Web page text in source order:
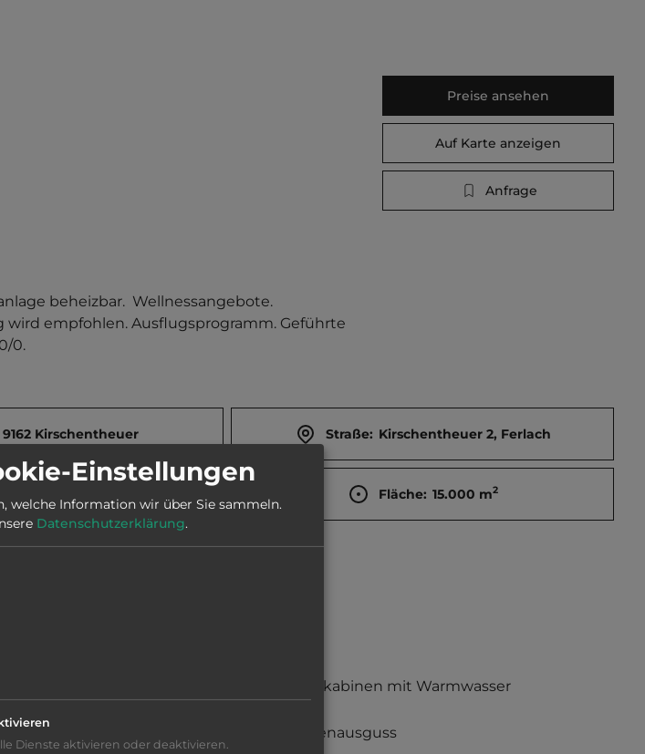
Preise ansehen
Auf Karte anzeigen
Anfrage
beheizbar.  Wellnessangebote.
wird empfohlen. Ausflugsprogramm. Geführte
0.
9162 Kirschentheuer Straße: Kirschentheuer 2, Ferlach
Fläche: 15.000 m2
einige
fehlen
Duschkabinen mit Warmwasser
Fäkalienausguss
Einstellungen
welche Information wir über Sie sammeln.
Datenschutzerklärung.
Dienste aktivieren oder deaktivieren.